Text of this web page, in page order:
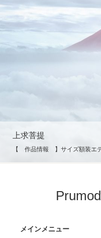
上求菩提
【 作品情報 】サイズ額装エ
メインメニュー